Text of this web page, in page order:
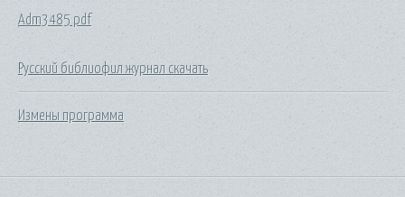
Adm3485 pdf
Русский библиофил журнал скачать
Измены программа